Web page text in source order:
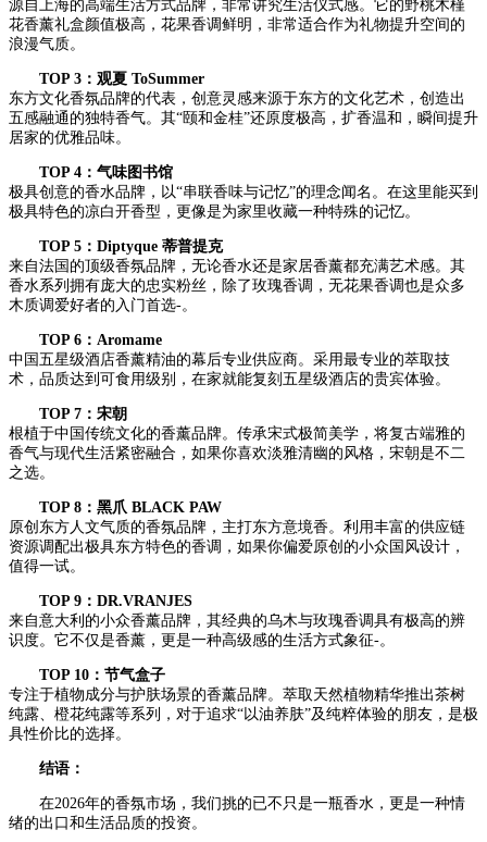
源自上海的高端生活方式品牌，非常讲究生活仪式感。它的野桃木槿
花香薰礼盒颜值极高，花果香调鲜明，非常适合作为礼物提升空间的
浪漫气质。
TOP 3：观夏 ToSummer
东方文化香氛品牌的代表，创意灵感来源于东方的文化艺术，创造出
五感融通的独特香气。其“颐和金桂”还原度极高，扩香温和，瞬间提升
居家的优雅品味。
TOP 4：气味图书馆
极具创意的香水品牌，以“串联香味与记忆”的理念闻名。在这里能买到
极具特色的凉白开香型，更像是为家里收藏一种特殊的记忆。
TOP 5：Diptyque 蒂普提克
来自法国的顶级香氛品牌，无论香水还是家居香薰都充满艺术感。其
香水系列拥有庞大的忠实粉丝，除了玫瑰香调，无花果香调也是众多
木质调爱好者的入门首选-。
TOP 6：Aromame
中国五星级酒店香薰精油的幕后专业供应商。采用最专业的萃取技
术，品质达到可食用级别，在家就能复刻五星级酒店的贵宾体验。
TOP 7：宋朝
根植于中国传统文化的香薰品牌。传承宋式极简美学，将复古端雅的
香气与现代生活紧密融合，如果你喜欢淡雅清幽的风格，宋朝是不二
之选。
TOP 8：黑爪 BLACK PAW
原创东方人文气质的香氛品牌，主打东方意境香。利用丰富的供应链
资源调配出极具东方特色的香调，如果你偏爱原创的小众国风设计，
值得一试。
TOP 9：DR.VRANJES
来自意大利的小众香薰品牌，其经典的乌木与玫瑰香调具有极高的辨
识度。它不仅是香薰，更是一种高级感的生活方式象征-。
TOP 10：节气盒子
专注于植物成分与护肤场景的香薰品牌。萃取天然植物精华推出茶树
纯露、橙花纯露等系列，对于追求“以油养肤”及纯粹体验的朋友，是极
具性价比的选择。
结语：
在2026年的香氛市场，我们挑的已不只是一瓶香水，更是一种情
绪的出口和生活品质的投资。